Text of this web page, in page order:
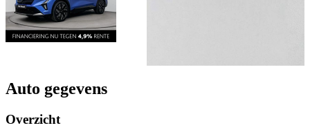
Auto gegevens
Overzicht